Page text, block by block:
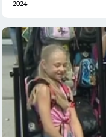
2024